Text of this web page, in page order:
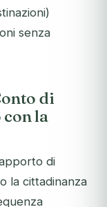
senza
di
la
di
la cittadinanza